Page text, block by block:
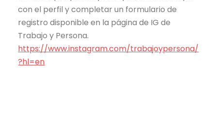
con el perfil y completar un formulario de
registro disponible en la página de IG de
Trabajo y Persona.
https://www.instagram.com/trabajoypersona/
?hl=en